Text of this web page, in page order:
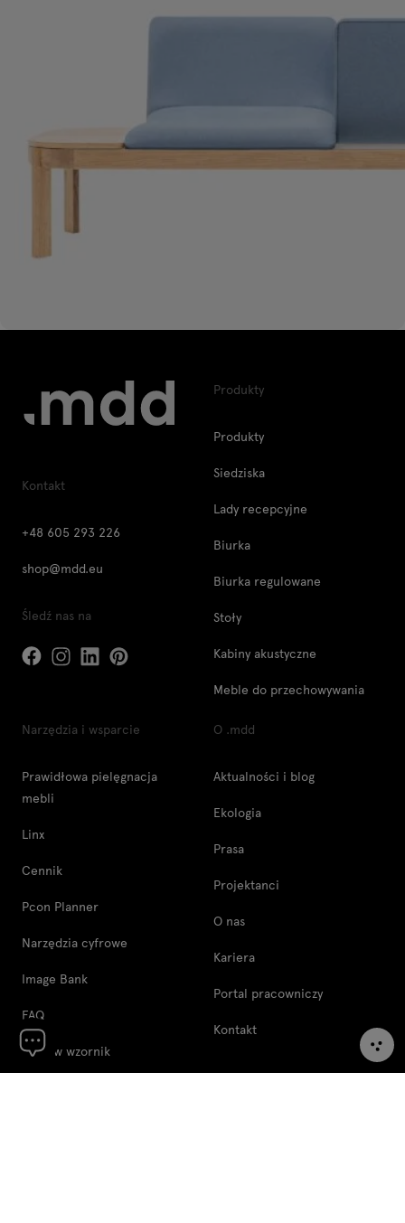
Kontakt
+48 605 293 226
shop@mdd.eu
Śledź nas na
Produkty
Produkty
Siedziska
Lady recepcyjne
Biurka
Biurka regulowane
Stoły
Kabiny akustyczne
Meble do przechowywania
Narzędzia i wsparcie
Prawidłowa pielęgnacja
mebli
Linx
Cennik
Pcon Planner
Narzędzia cyfrowe
Image Bank
FAQ
Zamów wzornik
O .mdd
Aktualności i blog
Ekologia
Prasa
Projektanci
O nas
Kariera
Portal pracowniczy
Kontakt